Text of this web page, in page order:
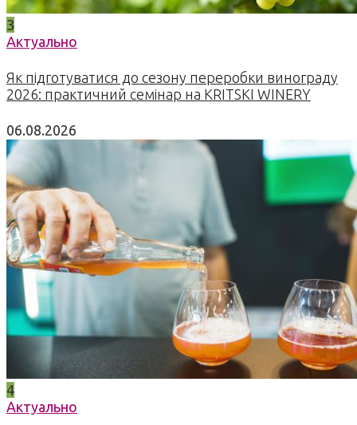
3
Актуально
Як підготуватися до сезону переробки винограду
2026: практичний семінар на KRITSKI WINERY
06.08.2026
4
Актуально